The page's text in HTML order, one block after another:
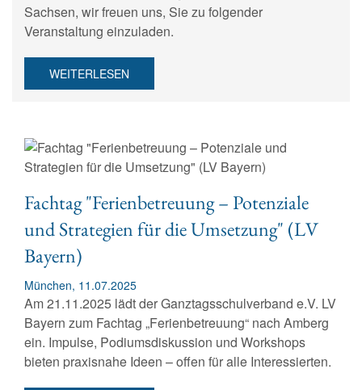
Sachsen, wir freuen uns, Sie zu folgender
Veranstaltung einzuladen.
WEITERLESEN
Fachtag "Ferienbetreuung – Potenziale
und Strategien für die Umsetzung" (LV
Bayern)
München, 11.07.2025
Am 21.11.2025 lädt der Ganztagsschulverband e.V. LV
Bayern zum Fachtag „Ferienbetreuung“ nach Amberg
ein. Impulse, Podiumsdiskussion und Workshops
bieten praxisnahe Ideen – offen für alle Interessierten.